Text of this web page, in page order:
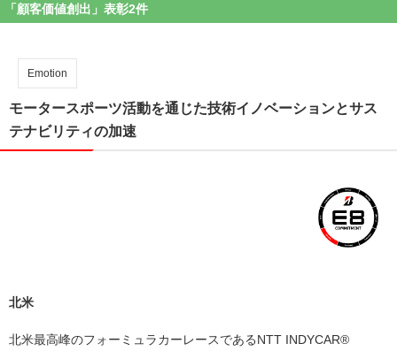
「顧客価値創出」表彰2件
Emotion
モータースポーツ活動を通じた技術イノベーションとサス
テナビリティの加速
北米
北米最高峰のフォーミュラカーレースであるNTT INDYCAR®